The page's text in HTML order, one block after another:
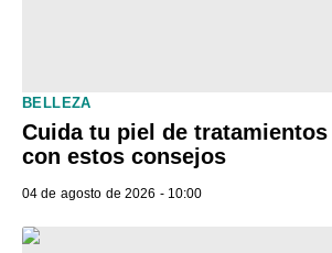
BELLEZA
Cuida tu piel de
con estos consejos
04 de agosto de 2026 - 10:00